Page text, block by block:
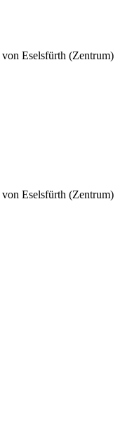
von Eselsfürth (Zentrum)
von Eselsfürth (Zentrum)